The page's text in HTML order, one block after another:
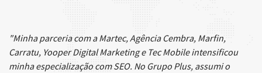
"Minha parceria com a Martec, Agência Cembra, Marfin,
Carratu, Yooper Digital Marketing e Tec Mobile intensificou
minha especialização com SEO. No Grupo Plus, assumi o